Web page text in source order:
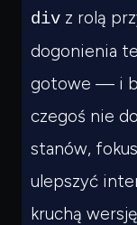
div z rolą
dogonienia
gotowe — i
czegoś nie
stanów,
ulepszyć
kruchą
Czego
Powiedz czym